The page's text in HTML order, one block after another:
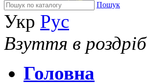
Пошук
Укр Рус
Взуття в роздріб
Головна